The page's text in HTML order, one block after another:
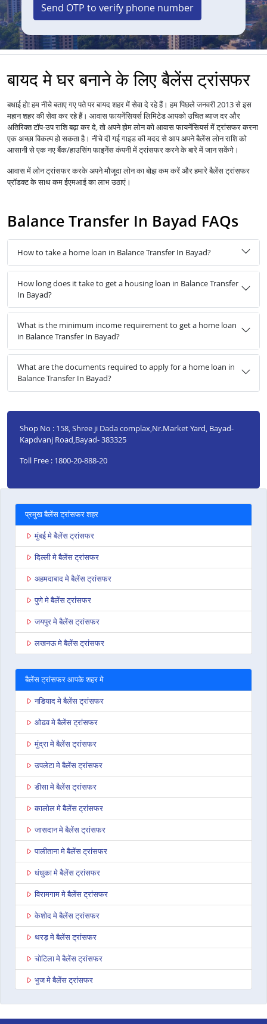
Send OTP to verify phone number
बायद मे घर बनाने के लिए बैलेंस ट्रांसफर
बधाई हो! हम नीचे बताए गए पते पर बायद शहर में सेवा दे रहे हैं। हम पिछले जनवरी 2013 से इस
महान शहर की सेवा कर रहे हैं। आवास फायनेंसियर्स लिमिटेड आपको उचित ब्याज दर और
अतिरिक्त टॉप-उप राशि बढ़ा कर दे, तो अपने होम लोन को आवास फायनेंसियर्स में ट्रांसफर करना
एक अच्छा विकल्प हो सकता है। नीचे दी गई गाइड की मदद से आप अपने बैलेंस लोन राशि को
आसानी से एक नए बैंक/हाउसिंग फाइनेंस कंपनी में ट्रांसफर करने के बारे में जान सकेंगे।
आवास मेंलोनट्रांसफर करके अपने मौजूदा लोन का बोझ कम करें और हमारे बैलेंस ट्रांसफर
प्रॉडक्ट के साथ कम ईएमआई का लाभ उठाएं।
Balance Transfer In Bayad FAQs
How to take a home loan in Balance Transfer In Bayad?
How long does it take to get a housing loan in Balance Transfer
In Bayad?
What is the minimum income requirement to get a home loan
in Balance Transfer In Bayad?
What are the documents required to apply for a home loan in
Balance Transfer In Bayad?
Shop No : 158, Shree ji Dada complax,Nr.Market Yard, Bayad-
Kapdvanj Road,Bayad- 383325
Toll Free : 1800-20-888-20
प्रमुख बैलेंस ट्रांसफर शहर
मुंबई मे बैलेंस ट्रांसफर
दिल्ली मे बैलेंस ट्रांसफर
अहमदाबाद मे बैलेंस ट्रांसफर
पुणे मे बैलेंस ट्रांसफर
जयपुर मे बैलेंस ट्रांसफर
लखनऊ मे बैलेंस ट्रांसफर
बैलेंस ट्रांसफर आपके शहर मे
नडियाद मे बैलेंस ट्रांसफर
ओढव मे बैलेंस ट्रांसफर
मुंद्रा मे बैलेंस ट्रांसफर
उपलेटा मे बैलेंस ट्रांसफर
डीसा मे बैलेंस ट्रांसफर
कालोल मे बैलेंस ट्रांसफर
जासदान मे बैलेंस ट्रांसफर
पालीताना मे बैलेंस ट्रांसफर
धंधुका मे बैलेंस ट्रांसफर
विरामगाम मे बैलेंस ट्रांसफर
केशोद मे बैलेंस ट्रांसफर
थरड़ मे बैलेंस ट्रांसफर
चोटिला मे बैलेंस ट्रांसफर
भुज मे बैलेंस ट्रांसफर